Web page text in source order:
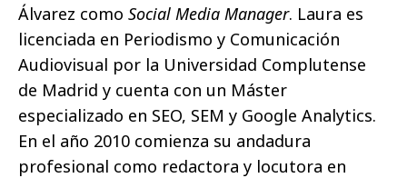
Álvarez como Social Media Manager. Laura es
licenciada en Periodismo y Comunicación
Audiovisual por la Universidad Complutense
de Madrid y cuenta con un Máster
especializado en SEO, SEM y Google Analytics.
En el año 2010 comienza su andadura
profesional como redactora y locutora en